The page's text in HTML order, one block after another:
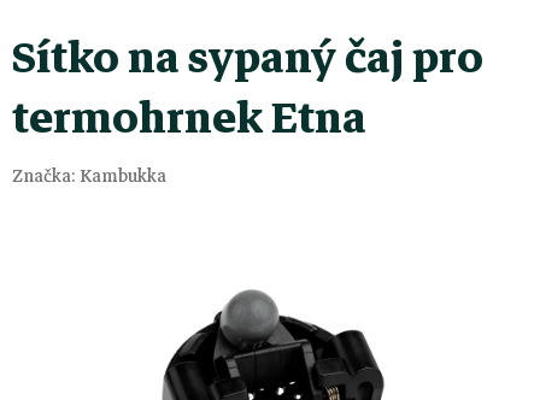
Sítko na sypaný čaj pro
termohrnek Etna
Značka: Kambukka